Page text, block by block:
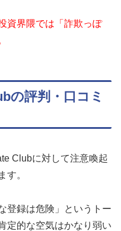
資界隈では「詐欺っぽ
の評判・口コミ
Clubに対して注意喚起
す。
登録は危険」というトー
定的な空気はかなり弱い